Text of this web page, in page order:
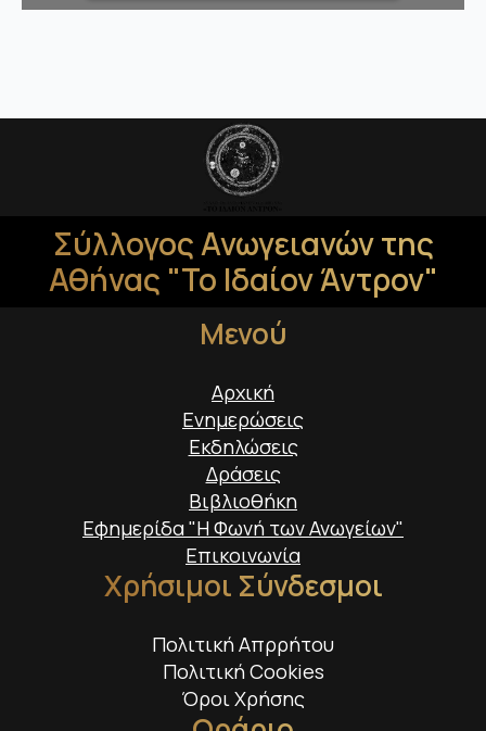
Σύλλογος Ανωγειανών της
Αθήνας "Το Ιδαίον Άντρον"
Μενού
Αρχική
Ενημερώσεις
Εκδηλώσεις
Δράσεις
Βιβλιοθήκη
Εφημερίδα "Η Φωνή των Ανωγείων"
Επικοινωνία
Χρήσιμοι Σύνδεσμοι
Πολιτική Απρρήτου
Πολιτική Cookies
Όροι Χρήσης